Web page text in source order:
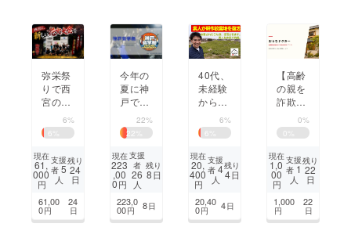
弥栄祭
りで西
宮の花
火大会
を復活
させて
地域を
盛り上
げた
6%
6
現在
61,
000
円
支援
者5
人
残り
24
日
61,00
0円
24
日
今年の
夏に神
戸で学
生の野
外音楽
フェス
「神戸
音学
祭」を
し、街
を盛り
22%
22
現在
223
,00
0円
支援
者
26
人
残り
8日
223,0
00円 8日
40代、
未経験
からの
挑戦。
荒れた
田んぼ
を“食
える
米”に
い
6%
6
現在
20,
400
円
支援
者4
人
残り
4日
20,40
0円 4日
【高齢
の親を
詐欺か
る】月
額定額
制『住
宅修理
版JA
『おう
ちドク
0%
0
現在
1,0
00
円
支援
者1
人
残り
22
日
1,000
円
22
日